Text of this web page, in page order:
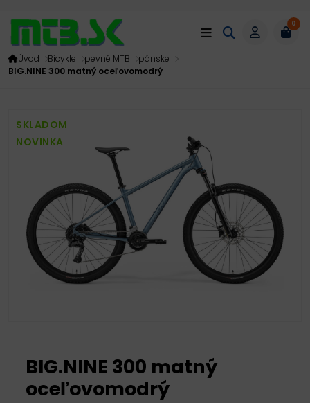
0
Úvod Bicykle pevné MTB
pánske
BIG.NINE 300 matný oceľovomodrý
SKLADOM
NOVINKA
BIG.NINE 300 matný
oceľovomodrý